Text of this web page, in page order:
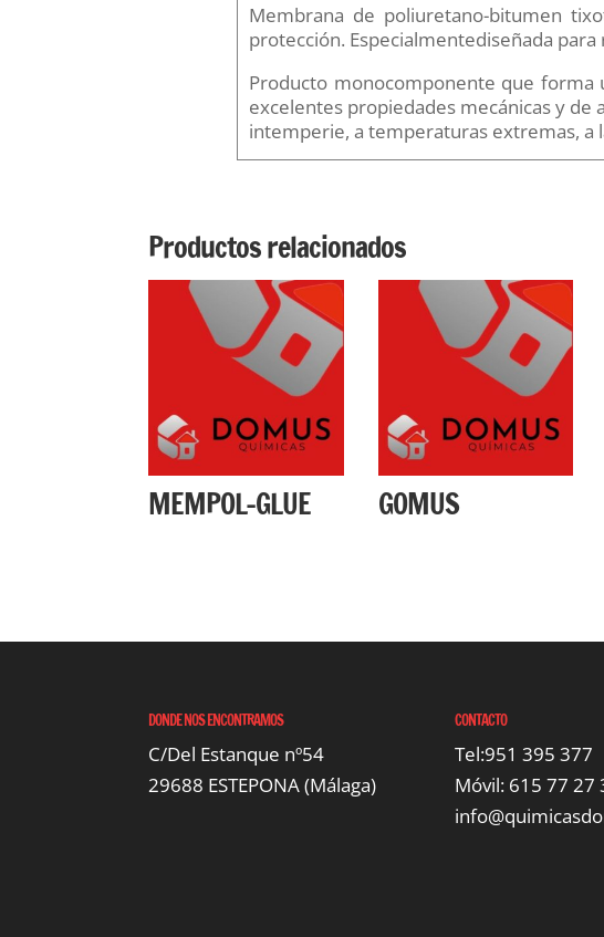
Membrana de poliuretano-bitumen
protección. Especialmentediseñada
Producto monocomponente que forma
excelentes propiedades mecánicas y de
intemperie, a temperaturas extremas, a
Productos relacionados
MEMPOL-GLUE GOMUS
DONDE NOS ENCONTRAMOS
C/Del Estanque nº54
29688 ESTEPONA (Málaga)
CONTACTO
Tel:951 395 377
Móvil: 615 77 27